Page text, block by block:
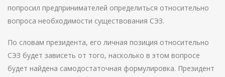
попросил предпринимателей определиться относительно
вопроса необходимости существования СЭЗ.
По словам президента, его личная позиция относительно
СЭЗ будет зависеть от того, насколько в этом вопросе
будет найдена самодостаточная формулировка. Президент